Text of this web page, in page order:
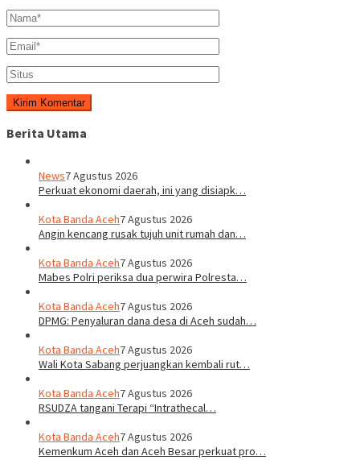
Berita Utama
News7 Agustus 2026
Perkuat ekonomi daerah, ini yang disiapk…
Kota Banda Aceh7 Agustus 2026
Angin kencang rusak tujuh unit rumah dan…
Kota Banda Aceh7 Agustus 2026
Mabes Polri periksa dua perwira Polresta…
Kota Banda Aceh7 Agustus 2026
DPMG: Penyaluran dana desa di Aceh sudah…
Kota Banda Aceh7 Agustus 2026
Wali Kota Sabang perjuangkan kembali rut…
Kota Banda Aceh7 Agustus 2026
RSUDZA tangani Terapi “Intrathecal…
Kota Banda Aceh7 Agustus 2026
Kemenkum Aceh dan Aceh Besar perkuat pro…